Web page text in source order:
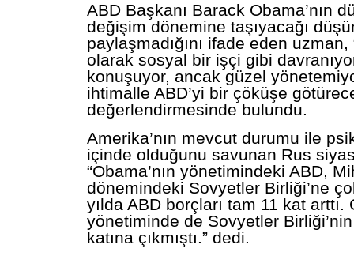
ABD Başkanı Barack Obama’nın
değişim dönemine taşıyacağı
paylaşmadığını ifade eden uzman,
olarak sosyal bir işçi gibi
konuşuyor, ancak güzel
ihtimalle ABD’yi bir çöküşe
değerlendirmesinde bulundu.
Amerika’nın mevcut durumu ile
içinde olduğunu savunan Rus
“Obama’nın yönetimindeki ABD,
dönemindeki Sovyetler Birliği’ne
yılda ABD borçları tam 11 kat arttı.
yönetiminde de Sovyetler
katına çıkmıştı.” dedi.